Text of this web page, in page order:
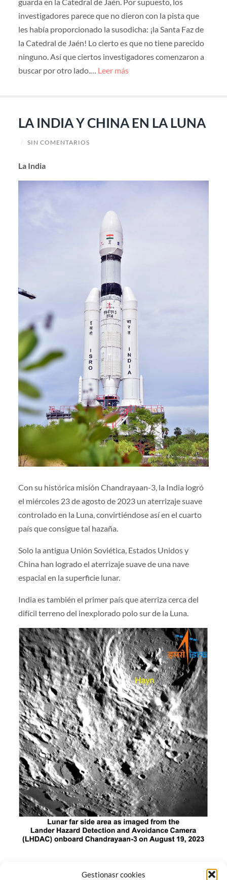
Gestionasr cookies
investigadores parece que no dieron con la pista que
les había proporcionado la susodicha: ¡la Santa Faz de
la Catedral de Jaén! Lo cierto es que no tiene parecido
ninguno. Así que ciertos investigadores comenzaron a
buscar por otro lado.… Leer más
LA INDIA Y CHINA EN LA LUNA
/ SIN COMENTARIOS
La India
Con su histórica misión Chandrayaan-3, la India logró
el miércoles 23 de agosto de 2023 un aterrizaje suave
controlado en la Luna, convirtiéndose así en el cuarto
país que consigue tal hazaña.
Solo la antigua Unión Soviética, Estados Unidos y
China han logrado el aterrizaje suave de una nave
espacial en la superficie lunar.
India es también el primer país que aterriza cerca del
difícil terreno del inexplorado polo sur de la Luna.